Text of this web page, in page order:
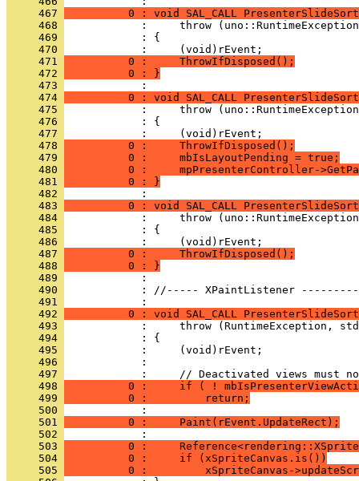
     467
0 : void SAL_CALL
     468
     469
     470
     471
          0 :     ThrowIfDisposed();
     472
          0 : }
     473
     474
0 : void SAL_CALL
     475
     476
     477
     478
          0 :     ThrowIfDisposed();
     479
          0 :     mbIsLayoutPending = true;
     480
0 :     mpPresenterController-
     481
          0 : }
     482
     483
0 : void SAL_CALL
     484
     485
     486
     487
          0 :     ThrowIfDisposed();
     488
          0 : }
     489
     490
: //----- XPaintListener
     491
     492
0 : void SAL_CALL
     493
     494
     495
     496
     497
     498
0 :     if ( !
     499
          0 :         return;
     500
     501
          0 :     Paint(rEvent.UpdateRect);
     502
     503
0 :
     504
          0 :     if (xSpriteCanvas.is())
     505
0 :         xSpriteCanvas-